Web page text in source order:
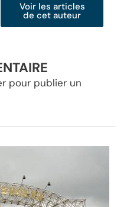
Voir les articles
de cet auteur
pour publier un